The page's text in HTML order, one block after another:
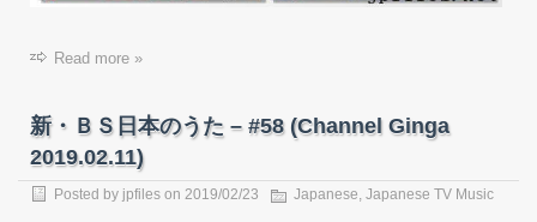
Read more »
新・ＢＳ日本のうた – #58 (Channel Ginga
2019.02.11)
Posted by jpfiles on 2019/02/23 Japanese, Japanese TV Music